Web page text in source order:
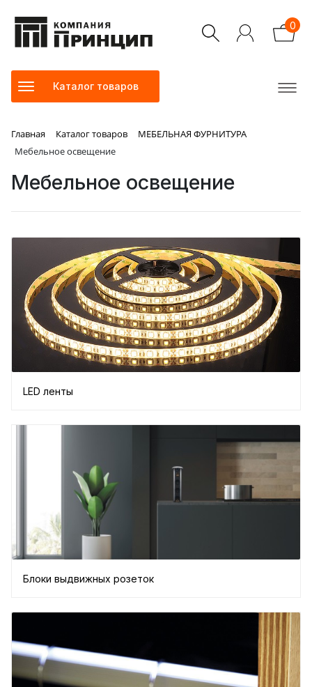
0
Каталог товаров
Главная Каталог товаров
МЕБЕЛЬНАЯ ФУРНИТУРА
Мебельное освещение
Мебельное освещение
LED ленты
Блоки выдвижных розеток